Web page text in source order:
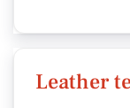
Leather